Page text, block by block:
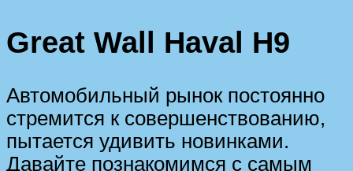
Great Wall Haval H9
Автомобильный рынок постоянно
стремится к совершенствованию,
пытается удивить новинками.
Давайте познакомимся с самым